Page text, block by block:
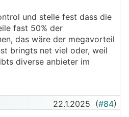
und stelle fest dass die
fast 50% der
das wäre der megavorteil
bringts net viel oder, weil
diverse anbieter im
22.1.2025 (#84)